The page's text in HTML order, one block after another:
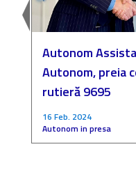
Autonom
Autonom, preia
rutieră 9695
16 Feb. 2024
Autonom in presa